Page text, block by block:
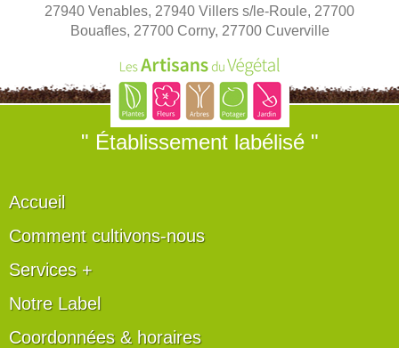
27940 Venables, 27940 Villers s/le-Roule, 27700
Bouafles, 27700 Corny, 27700 Cuverville
" Établissement labélisé "
Accueil
Comment cultivons-nous
Services +
Notre Label
Coordonnées & horaires